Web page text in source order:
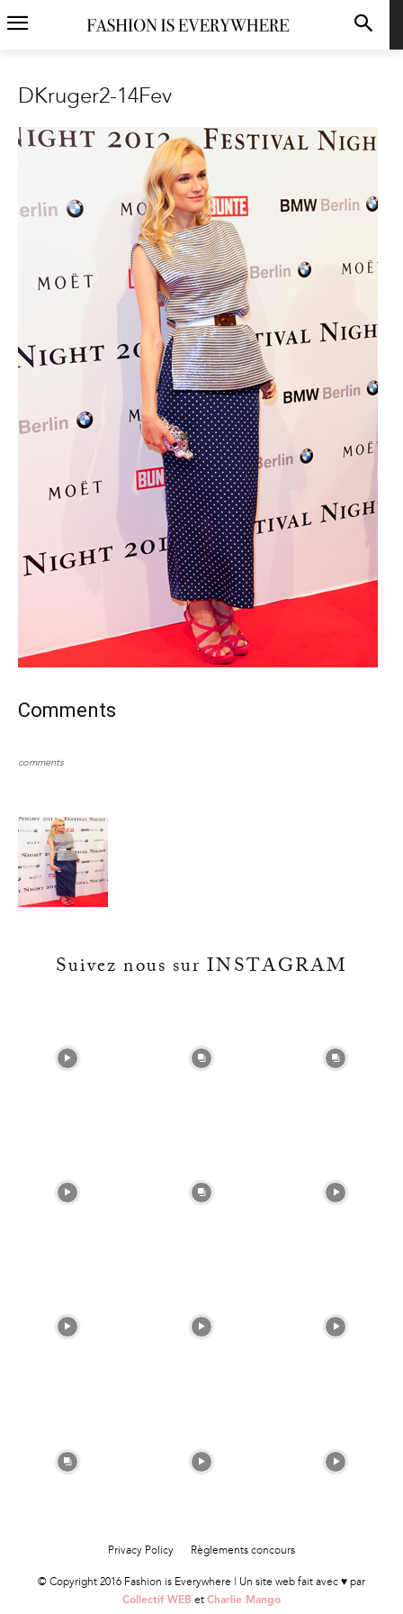
DKruger2-14Fev
Comments
comments
Suivez nous sur INSTAGRAM
Privacy Policy Règlements concours
© Copyright 2016 Fashion is Everywhere | Un site web fait avec ♥ par
Collectif WEB et Charlie Mango